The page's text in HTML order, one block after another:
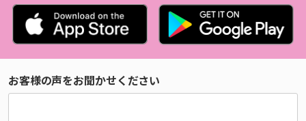
お客様の声をお聞かせください